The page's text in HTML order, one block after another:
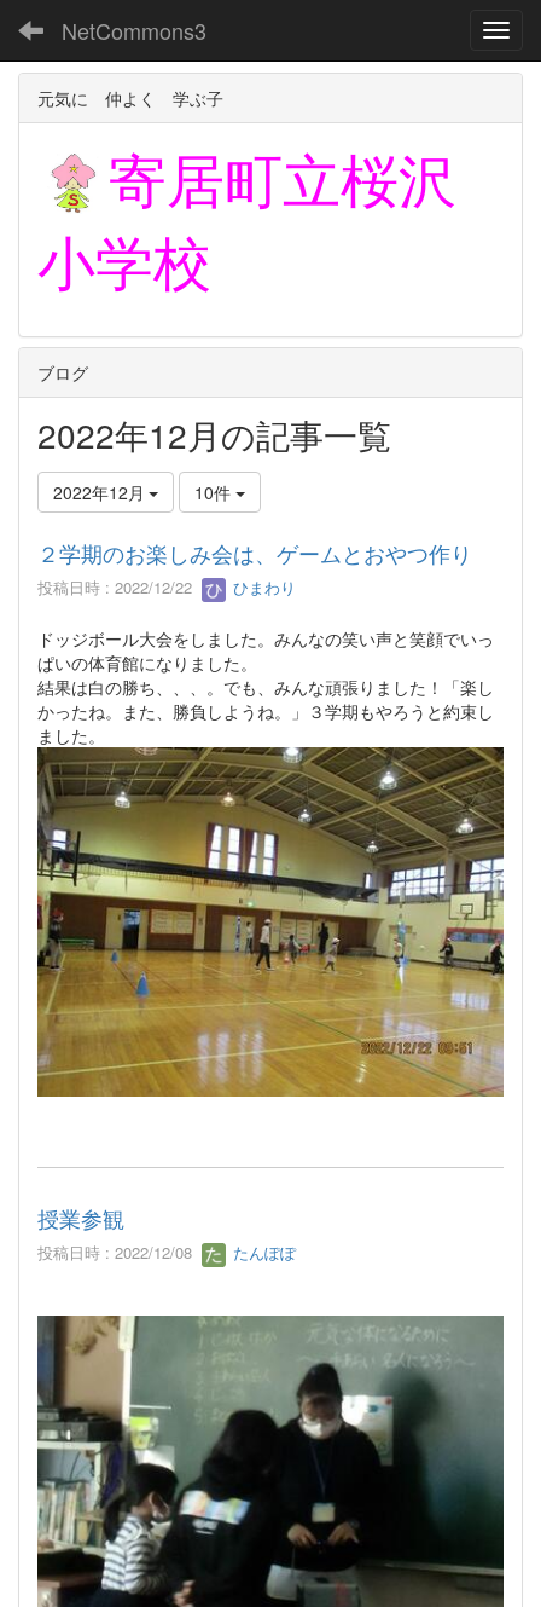
NetCommons3
元気に 仲よく 学ぶ子
寄居町立桜沢
小学校
ブログ
2022年12月の記事一覧
2022年12月 10件
２学期のお楽しみ会は、ゲームとおやつ作り
投稿日時 : 2022/12/22 ひまわり
ドッジボール大会をしました。みんなの笑い声と笑顔でいっ
ぱいの体育館になりました。
結果は白の勝ち、、、。でも、みんな頑張りました！「楽し
かったね。また、勝負しようね。」３学期もやろうと約束し
ました。
授業参観
投稿日時 : 2022/12/08 たんぽぽ